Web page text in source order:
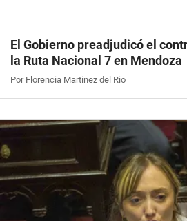
El Gobierno preadjudicó el
la Ruta Nacional 7 en Mendoza
Por Florencia Martinez del Rio